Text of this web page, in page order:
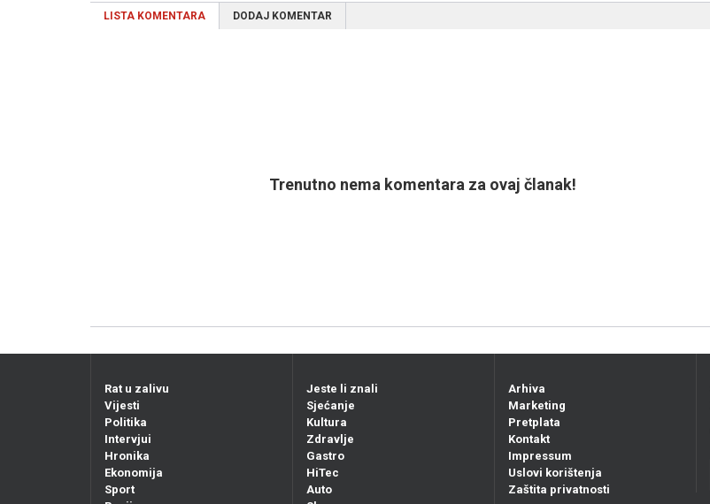
LISTA KOMENTARA DODAJ KOMENTAR
Trenutno nema komentara za ovaj članak!
Rat u zalivu
Vijesti
Politika
Intervjui
Hronika
Ekonomija
Sport
Jeste li znali
Sjećanje
Kultura
Zdravlje
Gastro
HiTec
Auto
Arhiva
Marketing
Pretplata
Kontakt
Impressum
Uslovi korištenja
Zaštita privatnosti